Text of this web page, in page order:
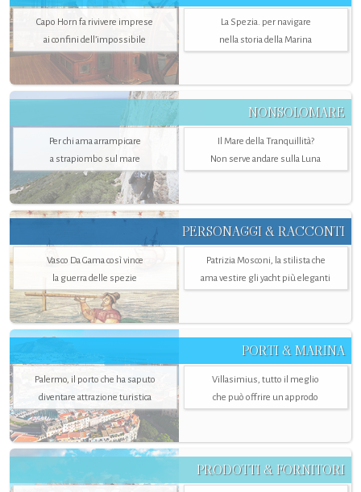
Capo Horn fa rivivere imprese
ai confini dell’impossibile
La Spezia. per navigare
nella storia della Marina
NONSOLOMARE
Per chi ama arrampicare
a strapiombo sul mare
Il Mare della Tranquillità?
Non serve andare sulla Luna
PERSONAGGI & RACCONTI
Vasco Da Gama così vince
la guerra delle spezie
Patrizia Mosconi, la stilista che
ama vestire gli yacht più eleganti
PORTI & MARINA
Palermo, il porto che ha saputo
diventare attrazione turistica
Villasimius, tutto il meglio
che può offrire un approdo
PRODOTTI & FORNITORI